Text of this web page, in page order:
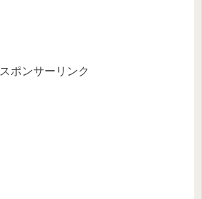
スポンサーリンク